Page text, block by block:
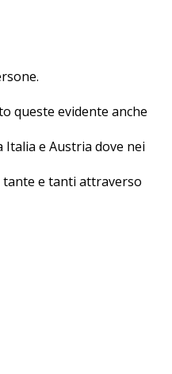
queste evidente anche
e Austria dove nei
tante e tanti attraverso